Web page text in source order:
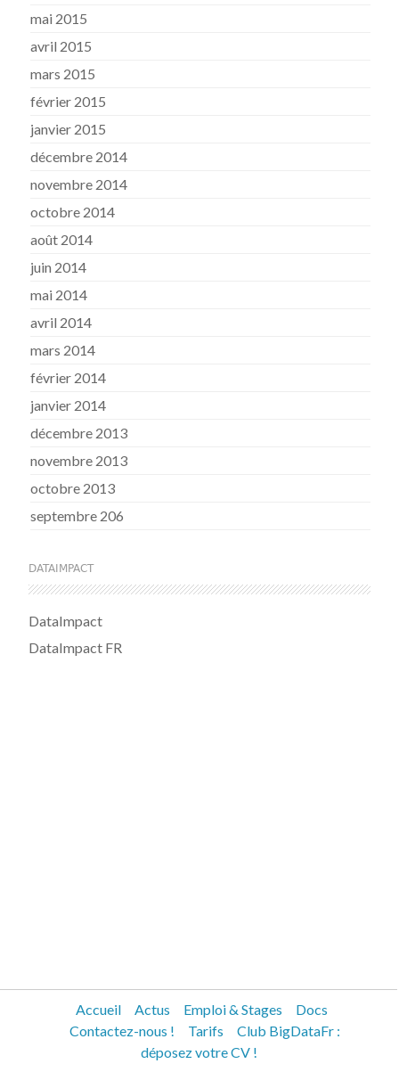
mai 2015
avril 2015
mars 2015
février 2015
janvier 2015
décembre 2014
novembre 2014
octobre 2014
août 2014
juin 2014
mai 2014
avril 2014
mars 2014
février 2014
janvier 2014
décembre 2013
novembre 2013
octobre 2013
septembre 206
DATAIMPACT
DataImpact
DataImpact FR
Accueil Actus Emploi & Stages
Docs
Contactez-nous !
Tarifs
Club BigDataFr :
déposez votre CV !